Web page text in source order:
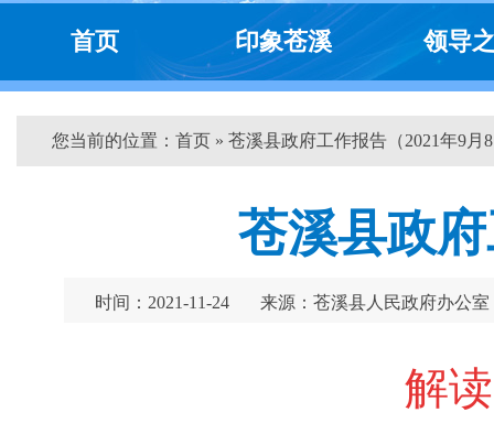
首页 印象苍溪 领导
您当前的位置： 首页 » 苍溪县政府工作报告（2021年9月
苍溪县政
时间：2021-11-24 来源：苍溪县人民政府办公室
解